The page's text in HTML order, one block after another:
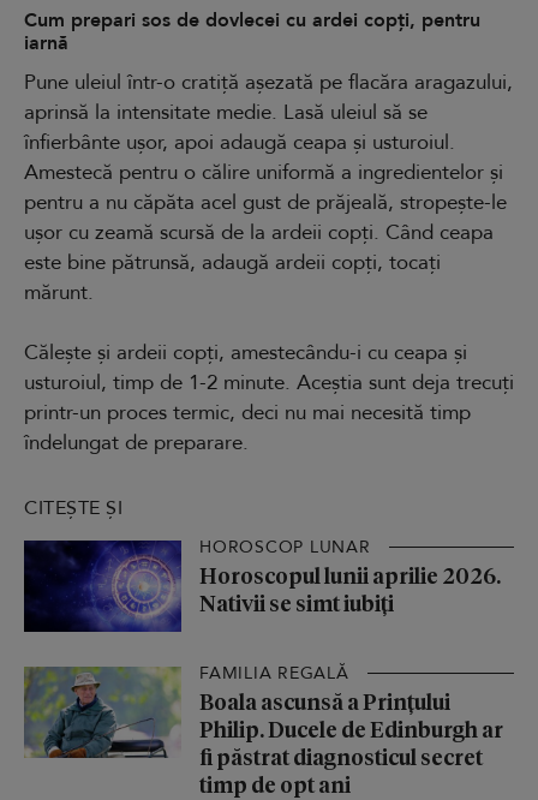
Cum prepari sos de dovlecei cu ardei copți, pentru
iarnă
Pune uleiul într-o cratiță așezată pe flacăra aragazului,
aprinsă la intensitate medie. Lasă uleiul să se
înfierbânte ușor, apoi adaugă ceapa și usturoiul.
Amestecă pentru o călire uniformă a ingredientelor și
pentru a nu căpăta acel gust de prăjeală, stropește-le
ușor cu zeamă scursă de la ardeii copți. Când ceapa
este bine pătrunsă, adaugă ardeii copți, tocați
mărunt.
Călește și ardeii copți, amestecându-i cu ceapa și
usturoiul, timp de 1-2 minute. Aceștia sunt deja trecuți
printr-un proces termic, deci nu mai necesită timp
îndelungat de preparare.
CITEȘTE ȘI
HOROSCOP LUNAR
Horoscopul lunii aprilie 2026.
Nativii se simt iubiți
FAMILIA REGALĂ
Boala ascunsă a Prințului
Philip. Ducele de Edinburgh ar
fi păstrat diagnosticul secret
timp de opt ani